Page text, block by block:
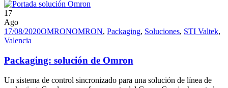
17
Ago
17/08/2020OMRONOMRON, Packaging, Soluciones, STI Valtek,
Valencia
Packaging: solución de Omron
Un sistema de control sincronizado para una solución de línea de